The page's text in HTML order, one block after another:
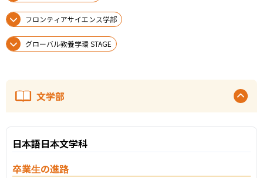
フロンティアサイエンス学部
グローバル教養学環 STAGE
文学部
日本語日本文学科
卒業生の進路